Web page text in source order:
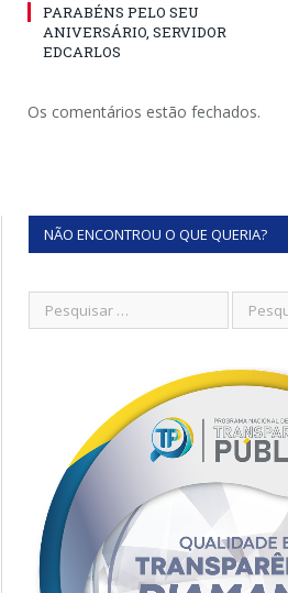
PARABÉNS PELO SEU
ANIVERSÁRIO, SERVIDOR
EDCARLOS
Os comentários estão fechados.
NÃO ENCONTROU O QUE QUERIA?